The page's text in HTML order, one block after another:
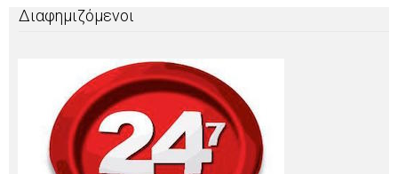
Διαφημιζόμενοι